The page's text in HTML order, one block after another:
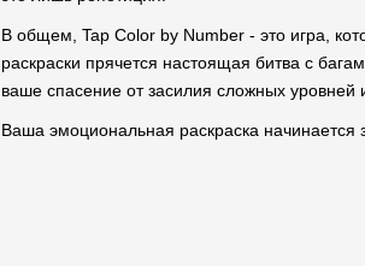
В общем, Tap Color by Number - это игра,
раскраски прячется настоящая битва с
ваше спасение от засилия сложных уровней
Ваша эмоциональная раскраска начинается